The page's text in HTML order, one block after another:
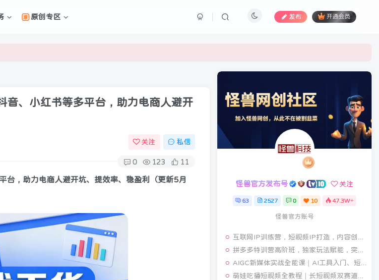
原创专区 发布 开通会员
、小红书等多平台，助力电商人避开
关注 私信
0 123 11
台，助力电商人避开坑、提效率、稳盈利（更新5月
怪兽官方发布号 关注
63 2527 0 10 47.3W+
怪兽官方账号